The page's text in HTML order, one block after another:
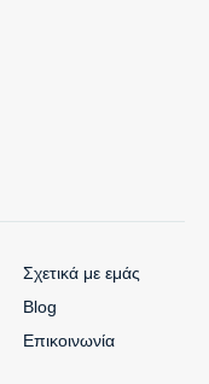
Σχετικά με εμάς
Blog
Επικοινωνία